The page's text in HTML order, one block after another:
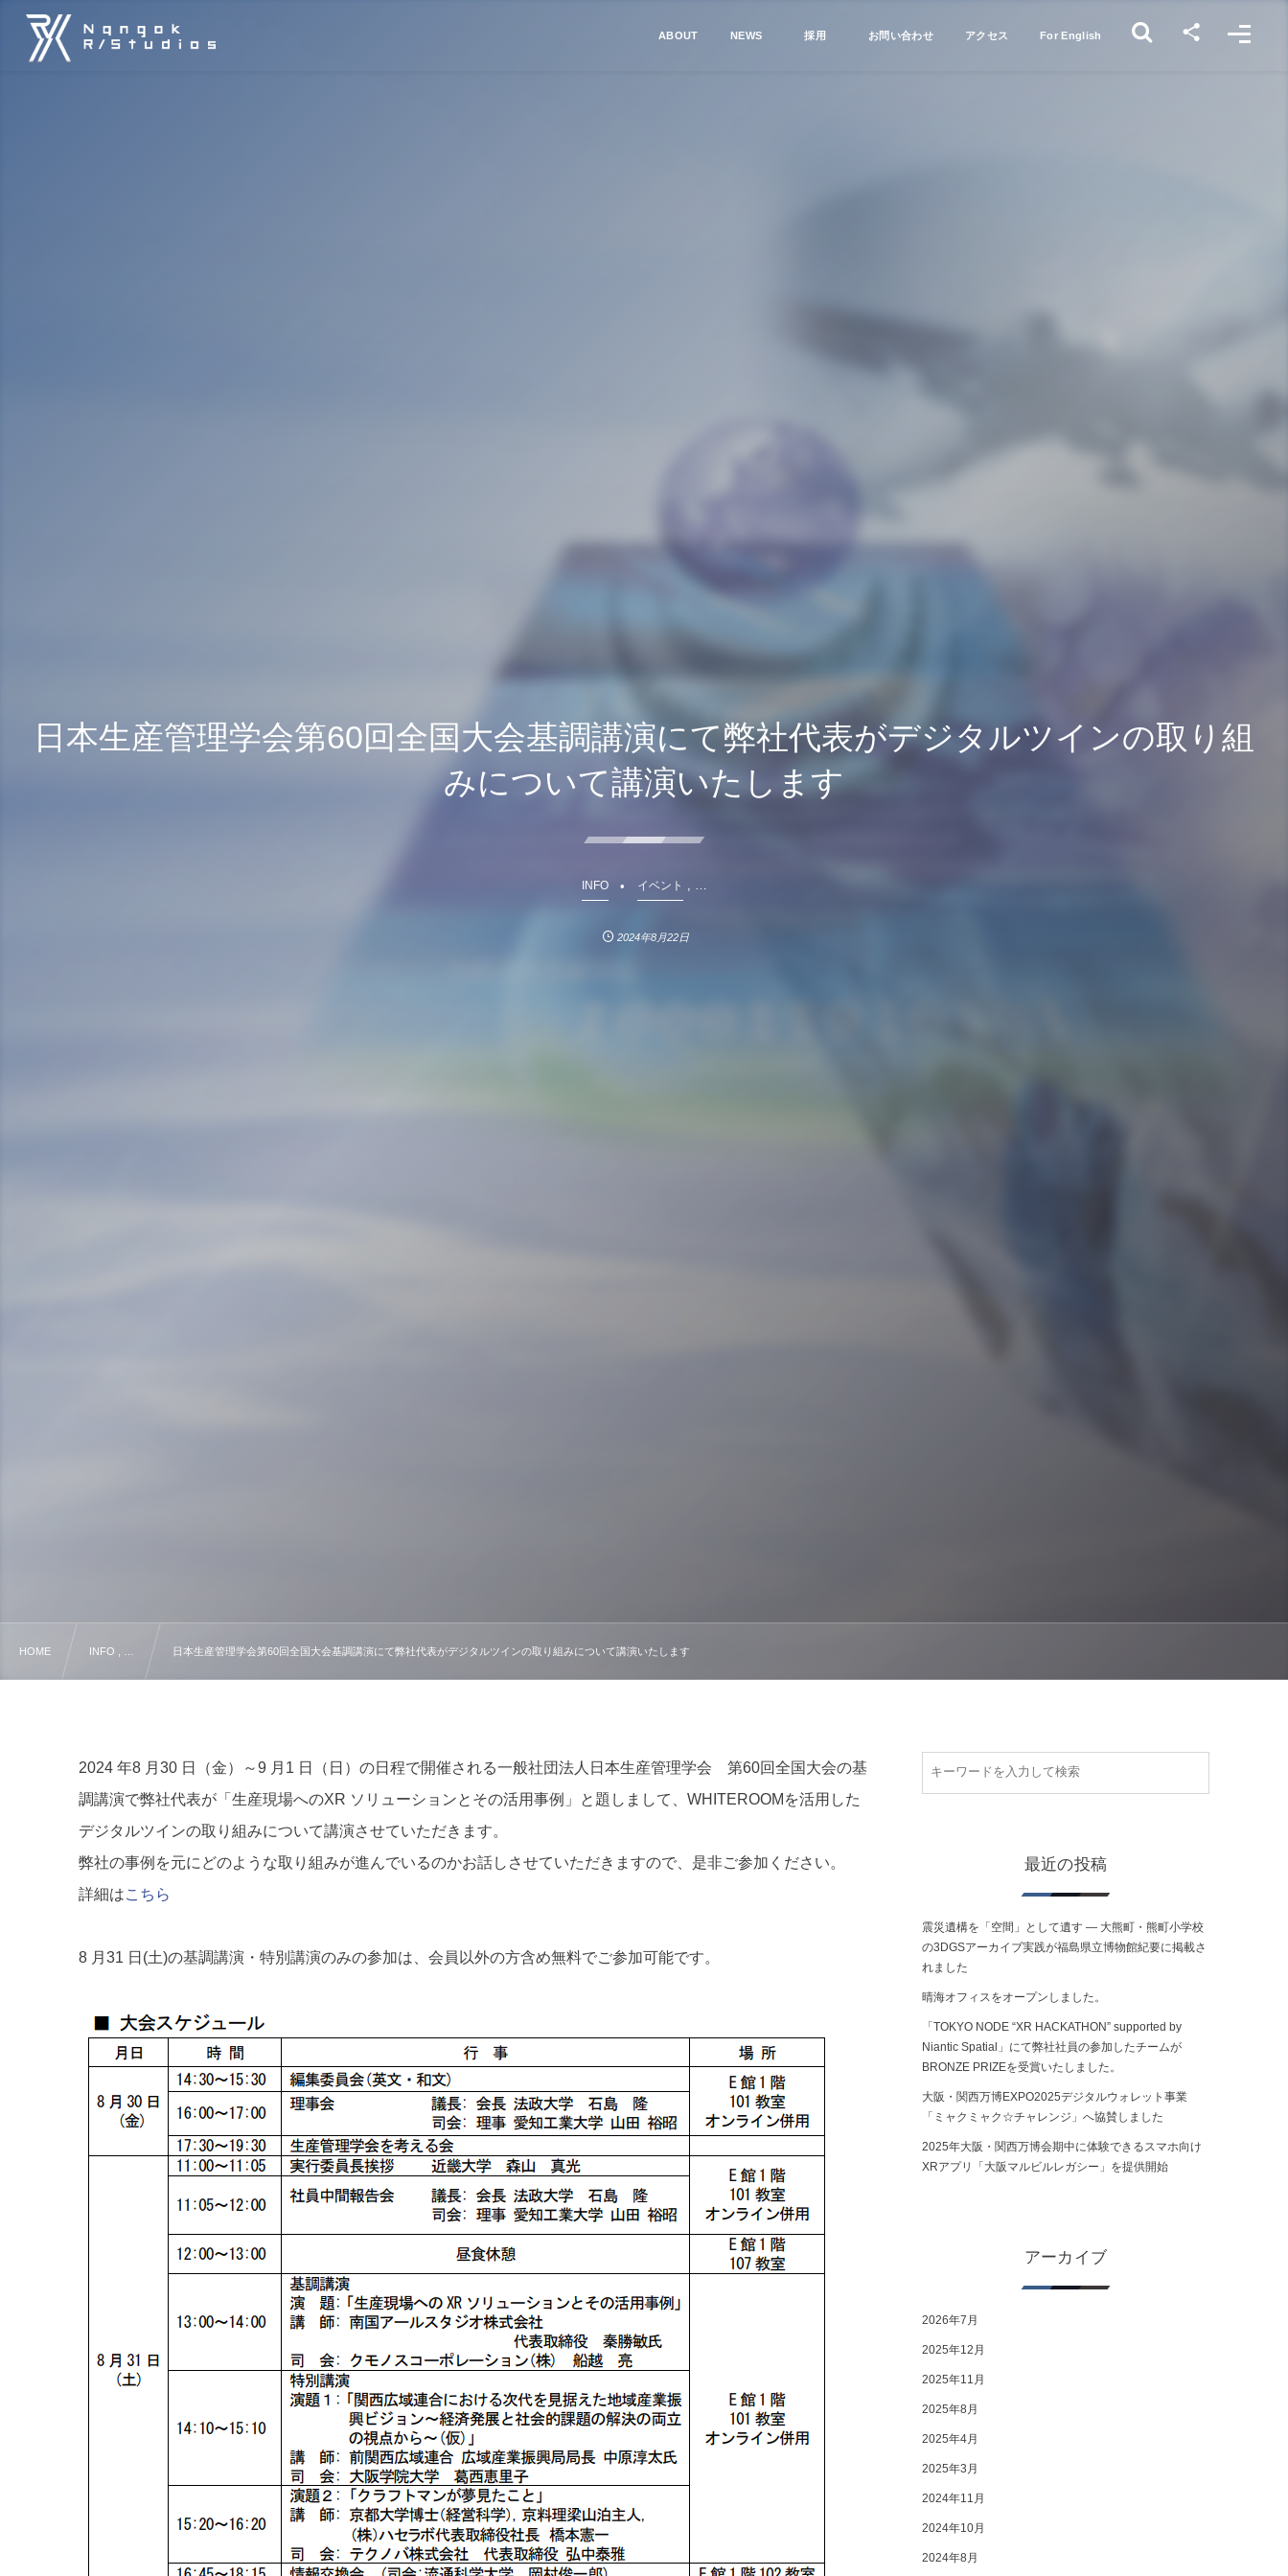
ABOUT NEWS 採用 お問い合わせ アクセス For English
日本生産管理学会第60回全国大会基調講演にて弊社代表がデジタルツインの取り組
みについて講演いたします
INFO イベント
2024年8月22日
HOME INFO , … 日本生産管理学会第60回全国大会基調講演にて弊社代表がデジタルツインの取り組みについて講演いたします
2024 年8 月30 日（金）～9 月1 日（日）の日程で開催される一般社団法人日本生産管理学会 第60回全国大会の基
調講演で弊社代表が「生産現場へのXR ソリューションとその活用事例」と題しまして、WHITEROOMを活用した
デジタルツインの取り組みについて講演させていただきます。
弊社の事例を元にどのような取り組みが進んでいるのかお話しさせていただきますので、是非ご参加ください。
詳細はこちら
8 月31 日(土)の基調講演・特別講演のみの参加は、会員以外の方含め無料でご参加可能です。
最近の投稿
震災遺構を「空間」として遺す ― 大熊町・熊町小学校
の3DGSアーカイブ実践が福島県立博物館紀要に掲載さ
れました
晴海オフィスをオープンしました。
「TOKYO NODE “XR HACKATHON” supported by
Niantic Spatial」にて弊社社員の参加したチームが
BRONZE PRIZEを受賞いたしました。
大阪・関西万博EXPO2025デジタルウォレット事業
「ミャクミャク☆チャレンジ」へ協賛しました
2025年大阪・関西万博会期中に体験できるスマホ向け
XRアプリ「大阪マルビルレガシー」を提供開始
アーカイブ
2026年7月
2025年12月
2025年11月
2025年8月
2025年4月
2025年3月
2024年11月
2024年10月
2024年8月